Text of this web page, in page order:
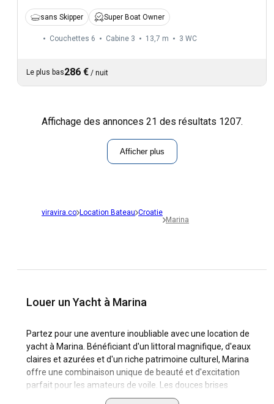
sans Skipper Super Boat Owner
Couchettes 6 Cabine 3 13,7 m 3 WC
Le plus bas286 € / nuit
Affichage des annonces 21 des résultats 1207.
Afficher plus
viravira.co Location Bateau Croatie
Marina
Louer un Yacht à Marina
Partez pour une aventure inoubliable avec une location de
yacht à Marina. Bénéficiant d'un littoral magnifique, d'eaux
claires et azurées et d'un riche patrimoine culturel, Marina
offre une combinaison unique de beauté et d'excitation
parfait pour les amateurs de voile. Les douces brises
marines, mélangées à la chaleur du soleil, créent les